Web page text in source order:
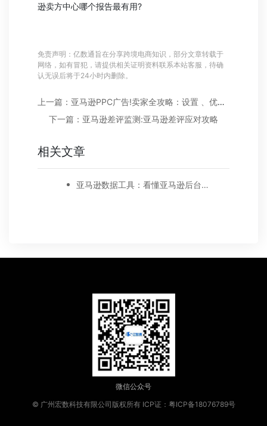
逊卖方中心哪个报告最有用?
免责声明：亿数通旨在分享跨境电商知识，部分文章转载于
网络，如有冒犯，请提供相关证明资料联系本站客服，待确
认无误后将于24小时内删除。
上一篇：亚马逊PPC广告!卖家全攻略：设置 、优化以及AcoS计算
下一篇：亚马逊差评监测:亚马逊差评应对攻略
相关文章
亚马逊数据工具：看懂亚马逊后台的这些数据报告，还怕没订单?
微信公众号
© 广州宏数科技有限公司版权所有 ICP证：粤ICP备18076789号